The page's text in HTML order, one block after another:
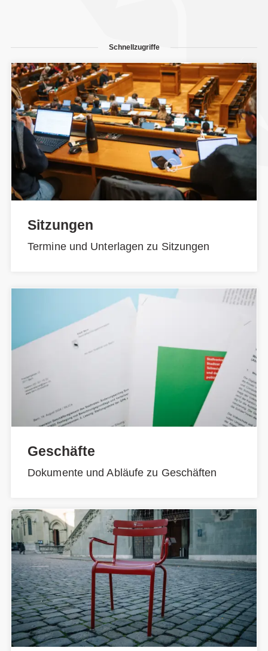
Schnellzugriffe
Sitzungen
Termine und Unterlagen zu Sitzungen
Geschäfte
Dokumente und Abläufe zu Geschäften